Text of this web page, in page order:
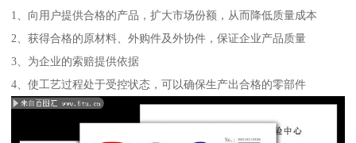
1、向用户提供合格的产品，扩大市场份额，从而降低质量成本
2、获得合格的原材料、外购件及外协件，保证企业产品质量
3、为企业的索赔提供依据
4、使工艺过程处于受控状态，可以确保生产出合格的零部件